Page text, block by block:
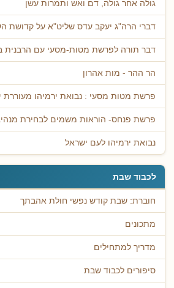
גולה אחר גולה, דם ואש ותמרות עשן
דברי הרה"ג יעקב עדס שליט"א על קדושת
דבר תורה לפרשת מטות-מסעי עם הרבנית
הר ההר - מות אהרון
פרשת מטות מסעי : נבואת ירמיהו מעוררת
פרשת פנחס- הוראות משמים לבחירת
נבואת ירמיהו לעם ישראל
לכבוד שבת
חוברת: שבת קודש נפשי חולת אהבתך
מתכונים
מדריך למתחילים
סיפורים לכבוד שבת